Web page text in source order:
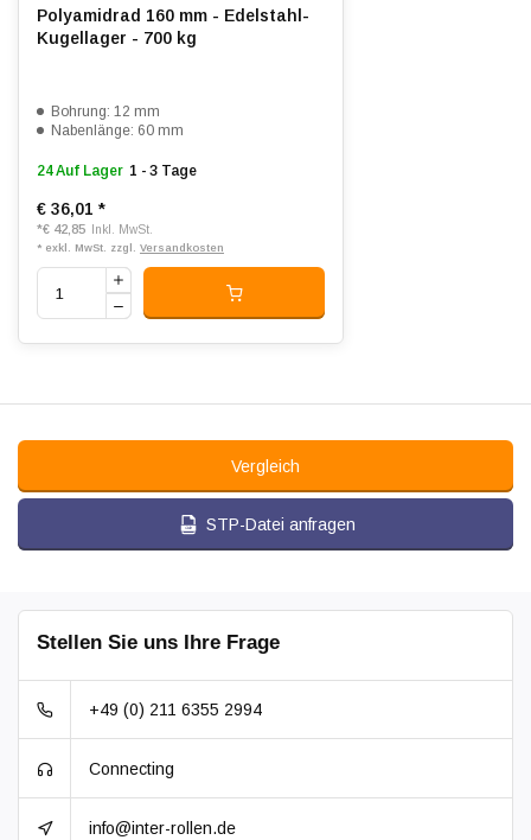
Polyamidrad 160 mm - Edelstahl-
Kugellager - 700 kg
Bohrung: 12 mm
Nabenlänge: 60 mm
24 Auf Lager 1 - 3 Tage
€ 36,01 *
*€ 42,85 Inkl. MwSt.
* exkl. MwSt. zzgl. Versandkosten
Vergleich
STP-Datei anfragen
Stellen Sie uns Ihre Frage
+49 (0) 211 6355 2994
Connecting
info@inter-rollen.de